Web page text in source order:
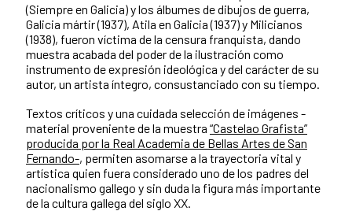
(Siempre en Galicia) y los álbumes de dibujos de guerra,
Galicia mártir (1937), Atila en Galicia (1937) y Milicianos
(1938), fueron víctima de la censura franquista, dando
muestra acabada del poder de la ilustración como
instrumento de expresión ideológica y del carácter de su
autor, un artista íntegro, consustanciado con su tiempo.
Textos críticos y una cuidada selección de imágenes -
material proveniente de la muestra “Castelao Grafista”
producida por la Real Academia de Bellas Artes de San
Fernando-, permiten asomarse a la trayectoria vital y
artística quien fuera considerado uno de los padres del
nacionalismo gallego y sin duda la figura más importante
de la cultura gallega del siglo XX.